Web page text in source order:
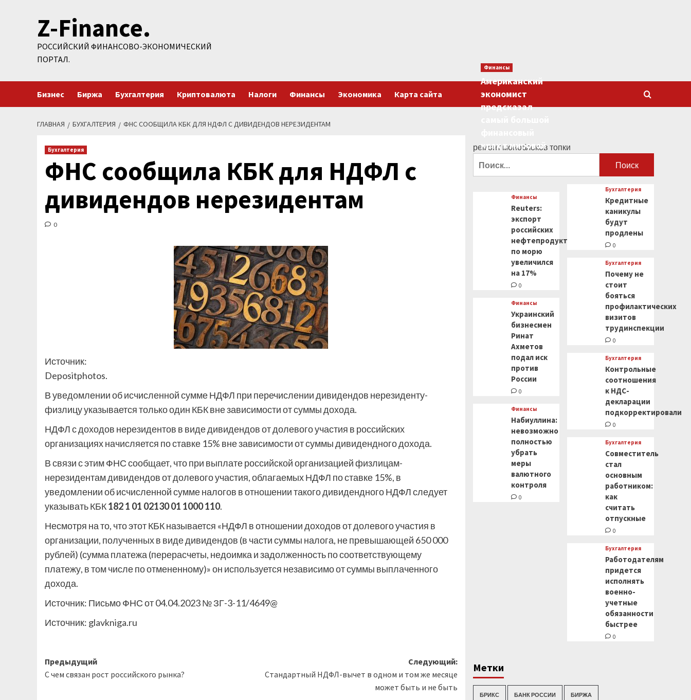
содержимомуZ-Finance.
РОССИЙСКИЙ ФИНАНСОВО-ЭКОНОМИЧЕСКИЙ
ПОРТАЛ.
Бизнес Биржа Бухгалтерия Криптовалюта Налоги Финансы Экономика Карта сайта
ГЛАВНАЯ БУХГАЛТЕРИЯ ФНС СООБЩИЛА КБК ДЛЯ НДФЛ С ДИВИДЕНДОВ НЕРЕЗИДЕНТАМ
Бухгалтерия
ФНС сообщила КБК для НДФЛ с
дивидендов нерезидентам
0
Источник:
Depositphotos.
В уведомлении об исчисленной сумме НДФЛ при перечислении дивидендов нерезиденту-
физлицу указывается только один КБК вне зависимости от суммы дохода.
НДФЛ с доходов нерезидентов в виде дивидендов от долевого участия в российских
организацияхначисляется по ставке 15% вне зависимости от суммы дивидендного дохода.
В связи с этим ФНС сообщает, что при выплате российской организацией физлицам-
нерезидентам дивидендов от долевого участия, облагаемых НДФЛ по ставке 15%, в
уведомлении об исчисленной сумме налогов в отношении такого дивидендного НДФЛ следует
указывать КБК182 1 01 02130 01 1000 110.
Несмотря на то, что этот КБК называется «НДФЛ в отношении доходов от долевого участия в
организации, полученных в виде дивидендов (в части суммы налога, не превышающей 650 000
рублей) (сумма платежа (перерасчеты, недоимка и задолженность по соответствующему
платежу, в том числе по отмененному)» он используется независимо от суммы выплаченного
дохода.
Источник: Письмо ФНС от 04.04.2023 № ЗГ-3-11/4649@
Источник: glavkniga.ru
Навигация
записи
Предыдущий
С чем связан рост российского рынка?
Следующий:
Cтандартный НДФЛ-вычет в одном и том же месяце
может быть и не быть
ремонт моноблоков топки
Финансы
Американский
экономист
предсказал
крах в мировой
Финансы
Reuters:
экспорт
российских
нефтепродуктов
по морю
увеличился
на 17%
0
Финансы
Украинский
бизнесмен
Ринат
Ахметов
подал иск
против
России
0
Финансы
Набиуллина:
невозможно
полностью
убрать
меры
валютного
контроля
0
Бухгалтерия
Кредитные
каникулы
будут
продлены
0
Бухгалтерия
Почему не
стоит
бояться
профилактических
визитов
трудинспекции
0
Бухгалтерия
Контрольные
соотношения
к НДС-
декларации
подкорректировали
0
Бухгалтерия
Совместитель
стал
основным
работником:
как
считать
отпускные
0
Бухгалтерия
Работодателям
придется
исполнять
военно-
учетные
обязанности
быстрее
0
Метки
БРИКС БАНК РОССИИ БИРЖА